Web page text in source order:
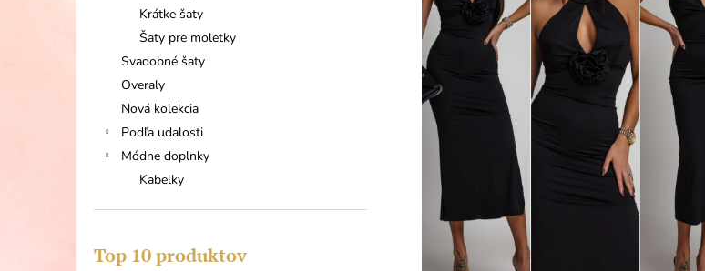
Krátke šaty
Šaty pre moletky
Svadobné šaty
Overaly
Nová kolekcia
Podľa udalosti
Módne doplnky
Kabelky
Top 10 produktov
KRÁTKE TYRKYSOVÉ METALICKÉ ŠATY
S ODHALENÝM CHRBTOM A
ŠNUROVANÍM
KRÁTKE MODRÉ SATÉNOVÉ ŠATY S
ODHALENÝM CHRBTOM A
ŠNUROVANÍM
79,90 €